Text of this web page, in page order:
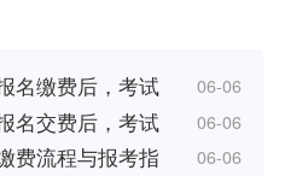
名缴费后，考试 06-06
名交费后，考试 06-06
费流程与报考指 06-06